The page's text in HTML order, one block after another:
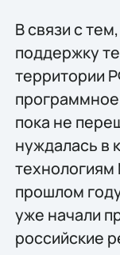
В связи с
поддержку
территории
пока не
нуждалась в
прошлом
уже начали
российские